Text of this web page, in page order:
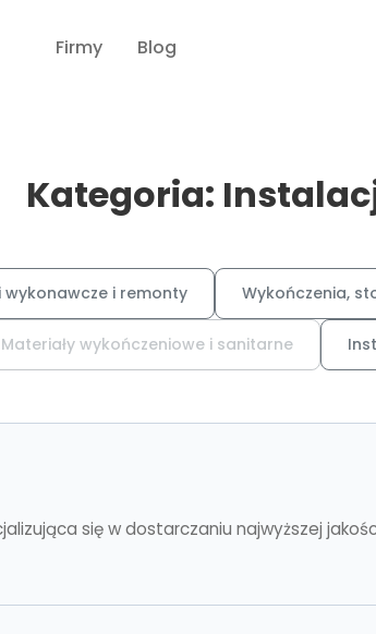
Firmy Blog
Kategoria:
wykonawcze i remonty Wykończenia,
Materiały wykończeniowe i sanitarne
się w dostarczaniu najwyższej